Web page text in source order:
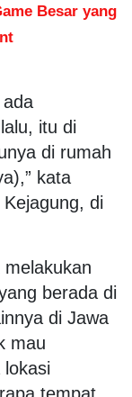
Besar yang
itu di
di rumah
kata
di
berada di
di Jawa
mau